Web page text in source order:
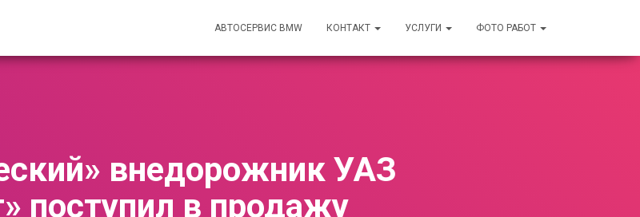
АВТОСЕРВИС BMW КОНТАКТ УСЛУГИ ФОТО РАБОТ
внедорожник УАЗ
поступил в продажу